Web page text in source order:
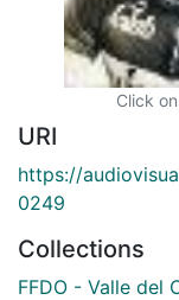
Click
URI
https://
0249
Collections
FFDO - Valle del